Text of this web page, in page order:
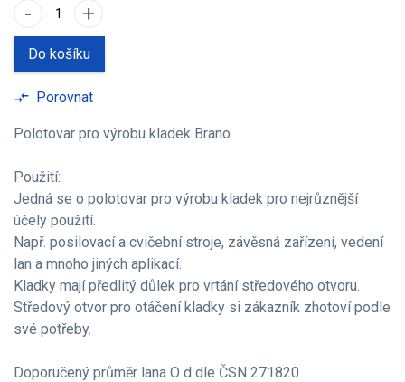
- +
Do košíku
compare_arrows Porovnat
Polotovar pro výrobu kladek Brano
Použití:
Jedná se o polotovar pro výrobu kladek pro nejrůznější
účely použití.
Např. posilovací a cvičební stroje, závěsná zařízení, vedení
lan a mnoho jiných aplikací.
Kladky mají předlitý důlek pro vrtání středového otvoru.
Středový otvor pro otáčení kladky si zákazník zhotoví podle
své potřeby.
Doporučený průměr lana O d dle ČSN 271820